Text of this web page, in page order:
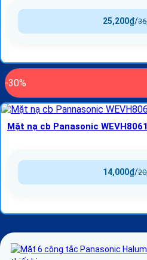
/
25,200₫
-30%
Mặt nạ cb Panasonic
/
14,000₫